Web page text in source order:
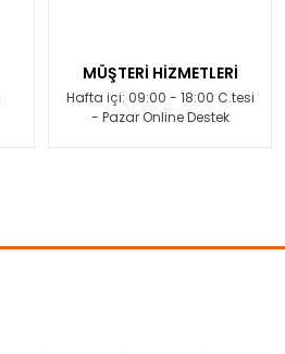
MÜŞTERİ HİZMETLERİ
Hafta içi: 09:00 - 18:00 C.tesi
- Pazar Online Destek